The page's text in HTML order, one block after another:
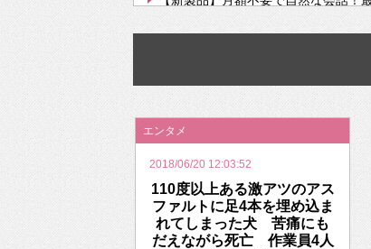
【次世代の没入感と生産性】VITURE
挫折率8割の壁をAIで突破。ジャス
2026年のバレンタインは「自分で作
エンタメ
2018/06/20 12:03:52
110度以上ある激アツのアス
ファルトに足4本を埋め込ま
れてしまった犬 苦痛にも
だえながら死亡 作業員4人